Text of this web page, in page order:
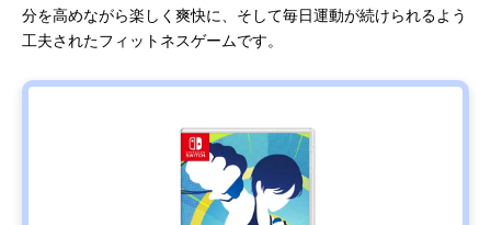
分を高めながら楽しく爽快に、そして毎日運動が続けられるよう
工夫されたフィットネスゲームです。